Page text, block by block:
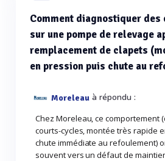
Comment diagnostiquer
sur une pompe de relevage
remplacement de clapets
en pression puis chute au
Moreleau à répondu :
Chez Moreleau, ce comportement
courts-cycles, montée très rapide
chute immédiate au refoulement)
souvent vers un défaut de